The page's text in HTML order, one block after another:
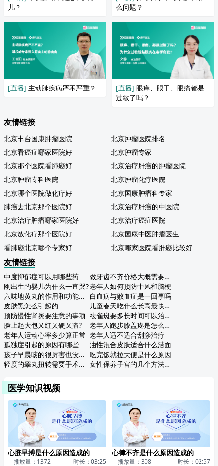
儿？
么问题？
[直播] 主动脉疾病严不严重？ [直播] 眼痒、眼干、眼痛都是
过敏了吗？
友情链接
北京丰台国康肿瘤医院
北京肿瘤医院排名
北京看癌症哪家医院好
北京肿瘤专家
北京那个医院看肺癌好
北京治疗肝癌的肿瘤医院
北京肿瘤专科医院
北京肿瘤化疗医院
北京哪个医院做化疗好
北京国康肿瘤科专家
肺癌去北京那个医院好
北京治疗肝癌的中医院
北京治疗肿瘤哪家医院好
北京治疗癌症医院
北京放化疗那个医院好
北京国康中医肿瘤医生
看肺癌北京哪个专家好
北京哪家医院看肝癌比较好
友情链接
中度抑郁症可以用哪些药
做牙齿不齐价格大概需要多少
刚出生的婴儿为什么一直哭?老年人如何预防中风和脑梗
六味地黄丸的作用和功能主治
白血病与败血症是一回事吗
皮肤黑怎么引起的
儿童春天吃什么长高最快最好
预防慢性肾炎要注意的事项
祛雀斑要多长时间可以治疗好
脸上起大包又红又硬又痛?
老年人跑步膝盖疼是怎么回事啊怎么办
老年人运动心率多少算正常 老年人适不适合刮痧治疗
孤独症引起的原因有哪些
油性混合皮肤适合什么洁面
孩子早晨咳的很厉害也没肺炎怎么治疗
吃完饭就拉大便是什么原因
轻度的睾丸扭转需要手术治疗吗
女性保养子宫的几个方法一定要知
医学知识视频
心脏早搏是什么原因造成的
播放量：1372 时长：03:25
心律不齐是什么原因造成的
播放量：308 时长：02:57